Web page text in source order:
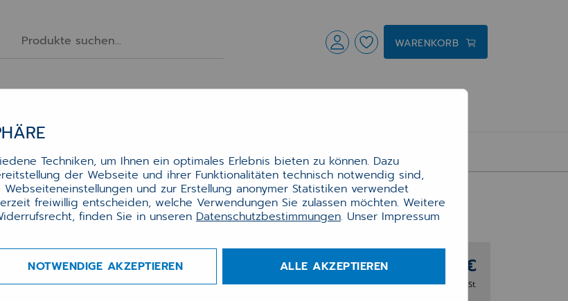
WARENKORB
TN325BK schwarz
9465 - ca. 4000 Seiten
69,60 €
zzgl. 20% MwSt.
Techniken, um Ihnen ein optimales Erlebnis bieten zu können. Dazu
der Webseite und ihrer Funktionalitäten technisch notwendig sind,
und zur Erstellung anonymer Statistiken verwendet
freiwillig entscheiden, welche Verwendungen Sie zulassen möchten. Weitere
finden Sie in unseren Datenschutzbestimmungen. Unser Impressum
NOTWENDIGE AKZEPTIEREN ALLE AKZEPTIEREN